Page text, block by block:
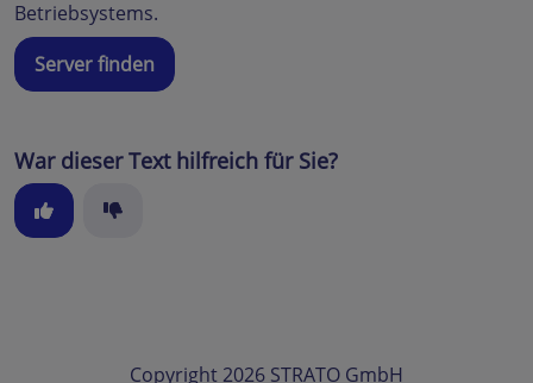
Betriebsystems.
Server finden
War dieser Text hilfreich für Sie?
Copyright 2026 STRATO GmbH